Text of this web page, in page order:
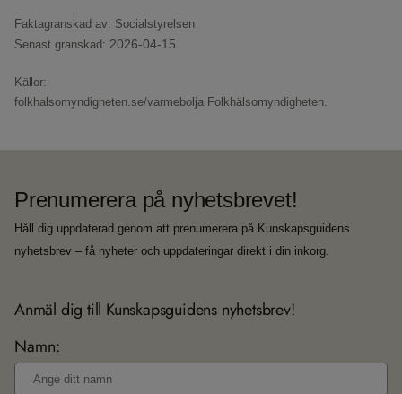
Faktagranskad av: Socialstyrelsen
Senast granskad: 2026-04-15
Källor:
folkhalsomyndigheten.se/varmebolja Folkhälsomyndigheten.
Prenumerera på nyhetsbrevet!
Håll dig uppdaterad genom att prenumerera på Kunskapsguidens
nyhetsbrev – få nyheter och uppdateringar direkt i din inkorg.
Anmäl dig till Kunskapsguidens nyhetsbrev!
Namn: